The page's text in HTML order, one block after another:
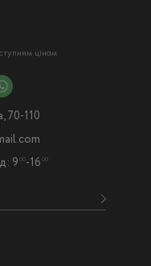
цінам
70-110
9 00-16 00